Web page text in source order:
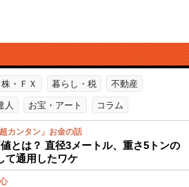
株・ＦＸ 暮らし・税 不動産
人 お宝・アート コラム
カンタン」お金の話
値とは？ 直径3メートル、重さ5トンの
て通用したワケ